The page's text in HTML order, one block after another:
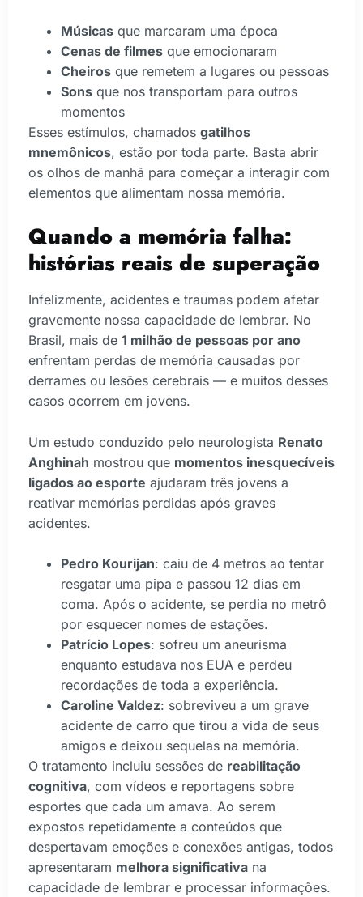
Músicas que marcaram uma época
Cenas de filmes que emocionaram
Cheiros que remetem a lugares ou pessoas
Sons que nos transportam para outros
momentos
Esses estímulos, chamados gatilhos
mnemônicos, estão por toda parte. Basta abrir
os olhos de manhã para começar a interagir com
elementos que alimentam nossa memória.
Quando a memória falha:
histórias reais de superação
Infelizmente, acidentes e traumas podem afetar
gravemente nossa capacidade de lembrar. No
Brasil, mais de 1 milhão de pessoas por ano
enfrentam perdas de memória causadas por
derrames ou lesões cerebrais — e muitos desses
casos ocorrem em jovens.
Um estudo conduzido pelo neurologista Renato
Anghinah mostrou que momentos inesquecíveis
ligados ao esporte ajudaram três jovens a
reativar memórias perdidas após graves
acidentes.
Pedro Kourijan: caiu de 4 metros ao tentar
resgatar uma pipa e passou 12 dias em
coma. Após o acidente, se perdia no metrô
por esquecer nomes de estações.
Patrício Lopes: sofreu um aneurisma
enquanto estudava nos EUA e perdeu
recordações de toda a experiência.
Caroline Valdez: sobreviveu a um grave
acidente de carro que tirou a vida de seus
amigos e deixou sequelas na memória.
O tratamento incluiu sessões de reabilitação
cognitiva, com vídeos e reportagens sobre
esportes que cada um amava. Ao serem
expostos repetidamente a conteúdos que
despertavam emoções e conexões antigas, todos
apresentaram melhora significativa na
capacidade de lembrar e processar informações.